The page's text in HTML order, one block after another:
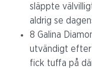
släppte
aldrig se
8 Galina
utvändigt efter
fick tuffa på